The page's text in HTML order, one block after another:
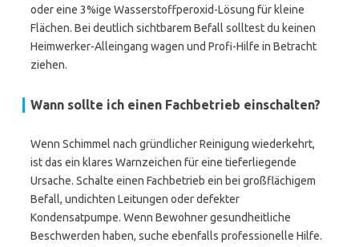
oder eine 3%ige Wasserstoffperoxid-Lösung für kleine
Flächen. Bei deutlich sichtbarem Befall solltest du keinen
Heimwerker-Alleingang wagen und Profi-Hilfe in Betracht
ziehen.
Wann sollte ich einen Fachbetrieb einschalten?
Wenn Schimmel nach gründlicher Reinigung wiederkehrt,
ist das ein klares Warnzeichen für eine tieferliegende
Ursache. Schalte einen Fachbetrieb ein bei großflächigem
Befall, undichten Leitungen oder defekter
Kondensatpumpe. Wenn Bewohner gesundheitliche
Beschwerden haben, suche ebenfalls professionelle Hilfe.